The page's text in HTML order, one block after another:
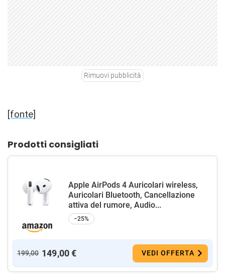
Rimuovi pubblicità
[fonte]
Prodotti consigliati
Apple AirPods 4 Auricolari wireless,
Auricolari Bluetooth, Cancellazione
attiva del rumore, Audio...
−25%
199,00 149,00 € VEDI OFFERTA